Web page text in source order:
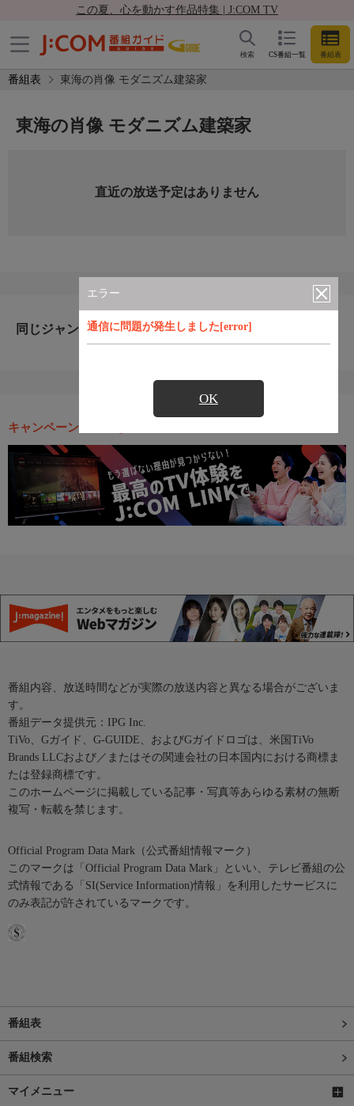
この夏、心を動かす作品特集 | J:COM TV
CS番組一覧 番組表
検索
番組表 東海の肖像 モダニズム建築家
エラー
通信に問題が発生しました[error]
OK
東海の肖像 モダニズム建築家
直近の放送予定はありません
同じジャンルのおすすめ番組
キャンペーン・お得な情報
番組内容、放送時間などが実際の放送内容と異なる場合がございま
す。
番組データ提供元：IPG Inc.
TiVo、Gガイド、G-GUIDE、およびGガイドロゴは、米国TiVo
Brands LLCおよび／またはその関連会社の日本国内における商標ま
たは登録商標です。
このホームページに掲載している記事・写真等あらゆる素材の無断
複写・転載を禁じます。
Official Program Data Mark（公式番組情報マーク）
このマークは「Official Program Data Mark」といい、テレビ番組の公
式情報である「SI(Service Information)情報」を利用したサービスに
のみ表記が許されているマークです。
番組表
番組検索
マイメニュー